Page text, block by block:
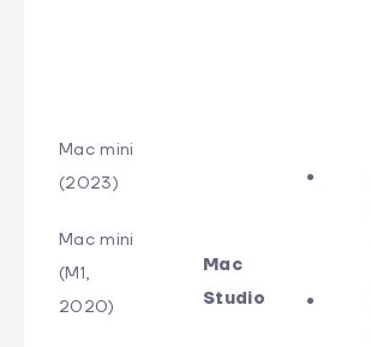
Mac mini
(2023)
Mac mini
(M1,
2020)
Mac
Studio